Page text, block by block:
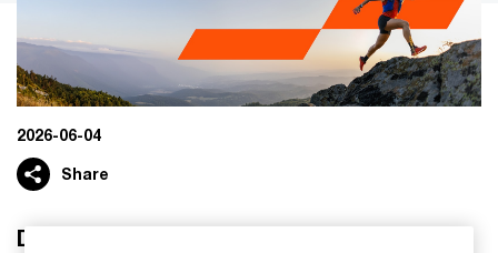
2026-06-04
Share
Den svenska sportindustrin står inför en